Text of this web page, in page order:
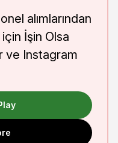
alımlarından
İşin Olsa
ve Instagram